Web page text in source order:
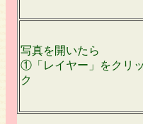
写真を開いたら
①「レイヤー」をクリッ
ク